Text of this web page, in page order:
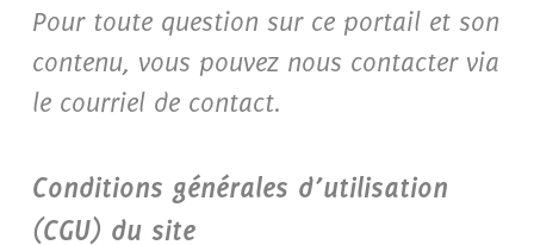
Pour toute question sur ce portail et son
contenu, vous pouvez nous contacter via
le courriel de contact.
Conditions générales d’utilisation
(CGU) du site